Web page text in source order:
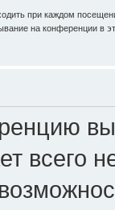
при каждом
на конференции в
всего